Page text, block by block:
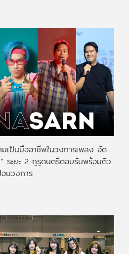
มเป็นมืออาชีพในวงการเพลง จัด
ระยะ 2 กูรูดนตรีตอบรับพร้อมติว
นวงการ